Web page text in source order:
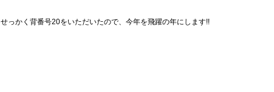
せっかく背番号20をいただいたので、今年を飛躍の年にします!!